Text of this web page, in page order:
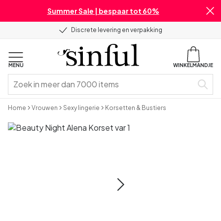
Summer Sale | bespaar tot 60%
Discrete levering en verpakking
MENU WINKELMANDJE
Home Vrouwen Sexy lingerie Korsetten & Bustiers